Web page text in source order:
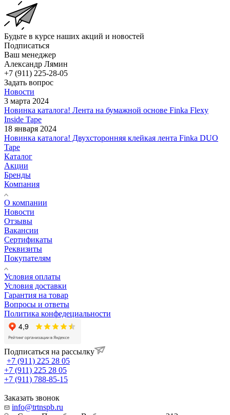
Будьте в курсе наших акций и новостей
Подписаться
Ваш менеджер
Александр Лямин
+7 (911) 225-28-05
Задать вопрос
Новости
3 марта 2024
Новинка каталога! Лента на бумажной основе Finka Flexy
Inside Tape
18 января 2024
Новинка каталога! Двухсторонняя клейкая лента Finka DUO
Tape
Каталог
Акции
Бренды
Компания
О компании
Новости
Отзывы
Вакансии
Сертификаты
Реквизиты
Покупателям
Условия оплаты
Условия доставки
Гарантия на товар
Вопросы и ответы
Политика конфедециальности
Подписаться на рассылку
+7 (911) 225 28 05
+7 (911) 225 28 05
+7 (911) 788-85-15
Заказать звонок
info@trtnspb.ru